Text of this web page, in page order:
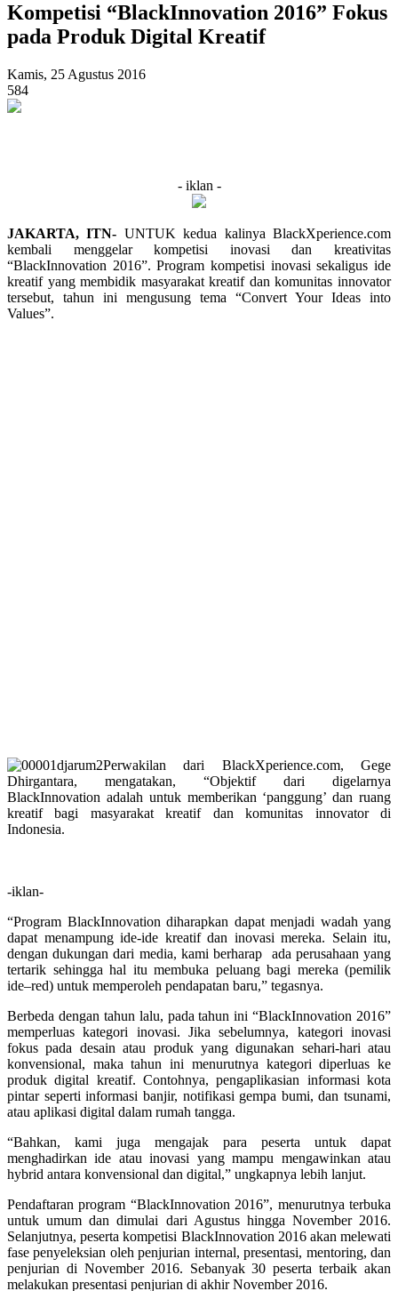
Kompetisi “BlackInnovation 2016” Fokus
pada Produk Digital Kreatif
Kamis, 25 Agustus 2016
584
- iklan -
JAKARTA, ITN- UNTUK kedua kalinya BlackXperience.com
kembali menggelar kompetisi inovasi dan kreativitas
“BlackInnovation 2016”. Program kompetisi inovasi sekaligus ide
kreatif yang membidik masyarakat kreatif dan komunitas innovator
tersebut, tahun ini mengusung tema “Convert Your Ideas into
Values”.
Perwakilan dari BlackXperience.com, Gege
Dhirgantara, mengatakan, “Objektif dari digelarnya
BlackInnovation adalah untuk memberikan ‘panggung’ dan ruang
kreatif bagi masyarakat kreatif dan komunitas innovator di
Indonesia.
-iklan-
“Program BlackInnovation diharapkan dapat menjadi wadah yang
dapat menampung ide-ide kreatif dan inovasi mereka. Selain itu,
dengan dukungan dari media, kami berharap ada perusahaan yang
tertarik sehingga hal itu membuka peluang bagi mereka (pemilik
ide–red) untuk memperoleh pendapatan baru,” tegasnya.
Berbeda dengan tahun lalu, pada tahun ini “BlackInnovation 2016”
memperluas kategori inovasi. Jika sebelumnya, kategori inovasi
fokus pada desain atau produk yang digunakan sehari-hari atau
konvensional, maka tahun ini menurutnya kategori diperluas ke
produk digital kreatif. Contohnya, pengaplikasian informasi kota
pintar seperti informasi banjir, notifikasi gempa bumi, dan tsunami,
atau aplikasi digital dalam rumah tangga.
“Bahkan, kami juga mengajak para peserta untuk dapat
menghadirkan ide atau inovasi yang mampu mengawinkan atau
hybrid antara konvensional dan digital,” ungkapnya lebih lanjut.
Pendaftaran program “BlackInnovation 2016”, menurutnya terbuka
untuk umum dan dimulai dari Agustus hingga November 2016.
Selanjutnya, peserta kompetisi BlackInnovation 2016 akan melewati
fase penyeleksian oleh penjurian internal, presentasi, mentoring, dan
penjurian di November 2016. Sebanyak 30 peserta terbaik akan
melakukan presentasi penjurian di akhir November 2016.